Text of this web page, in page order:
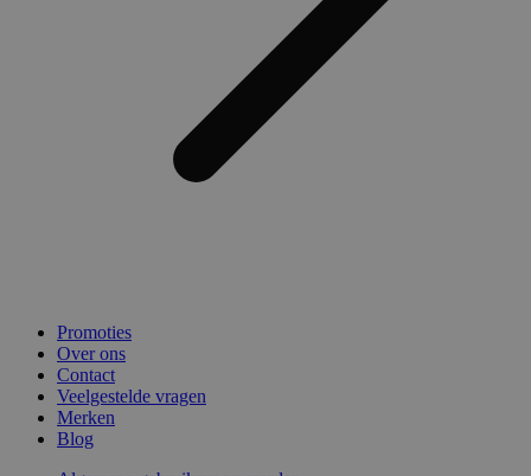
Promoties
Over ons
Contact
Veelgestelde vragen
Merken
Blog